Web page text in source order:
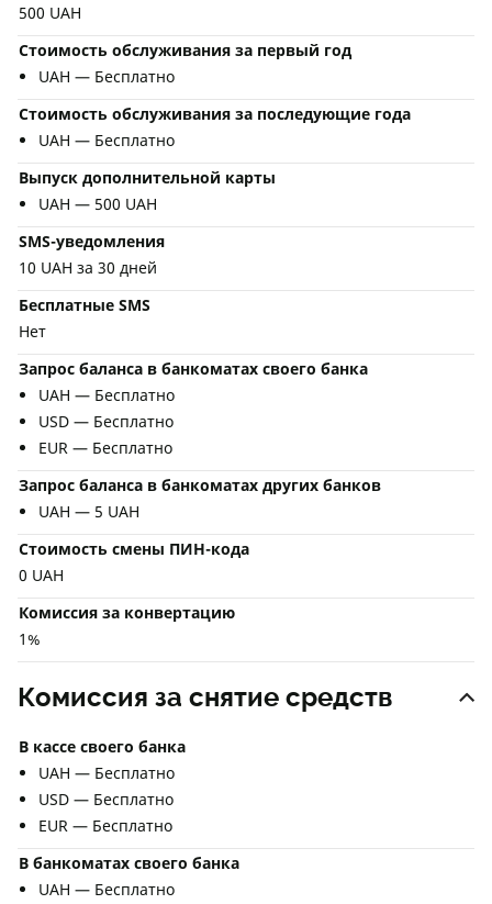
500 UAH
Стоимость обслуживания за первый год
UAH — Бесплатно
Стоимость обслуживания за последующие года
UAH — Бесплатно
Выпуск дополнительной карты
UAH — 500 UAH
SMS-уведомления
10 UAH за 30 дней
Бесплатные SMS
Нет
Запрос баланса в банкоматах своего банка
UAH — Бесплатно
USD — Бесплатно
EUR — Бесплатно
Запрос баланса в банкоматах других банков
UAH — 5 UAH
Стоимость смены ПИН-кода
0 UAH
Комиссия за конвертацию
1%
Комиссия за снятие средств
В кассе своего банка
UAH — Бесплатно
USD — Бесплатно
EUR — Бесплатно
В банкоматах своего банка
UAH — Бесплатно